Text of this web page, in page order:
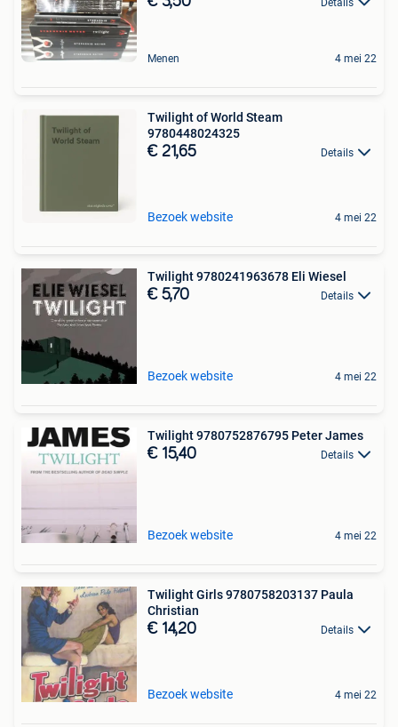
Details
Menen 4 mei 22
Twilight of World Steam
9780448024325
€ 21,65 Details
Bezoek website 4 mei 22
Twilight 9780241963678 Eli Wiesel
€ 5,70 Details
Bezoek website 4 mei 22
Twilight 9780752876795 Peter James
€ 15,40 Details
Bezoek website 4 mei 22
Twilight Girls 9780758203137 Paula
Christian
€ 14,20 Details
Bezoek website 4 mei 22